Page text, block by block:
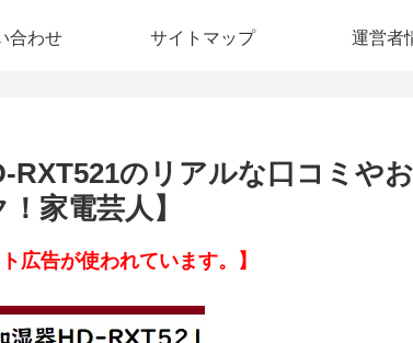
合わせ サイトマップ 運営者
RXT521のリアルな口コミやお
家電芸人】
広告が使われています。】